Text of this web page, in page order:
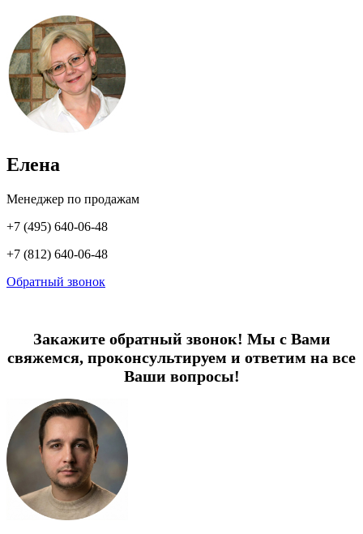
Елена
Менеджер по продажам
+7 (495) 640-06-48
+7 (812) 640-06-48
Обратный звонок
Закажите обратный звонок! Мы с Вами
свяжемся, проконсультируем и ответим на все
Ваши вопросы!